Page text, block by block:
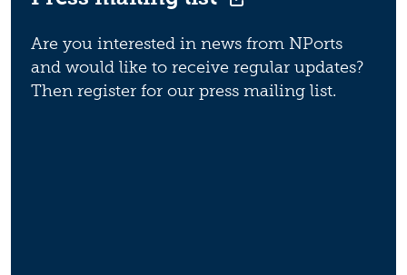
Are you interested in news from NPorts
and would like to receive regular updates?
Then register for our press mailing list.